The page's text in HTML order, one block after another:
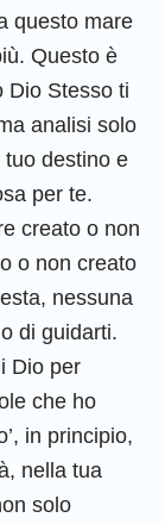
questo mare
Questo è
Dio Stesso ti
analisi solo
destino e
per te.
creato o non
o non creato
nessuna
di guidarti.
Dio per
che ho
in principio,
nella tua
solo